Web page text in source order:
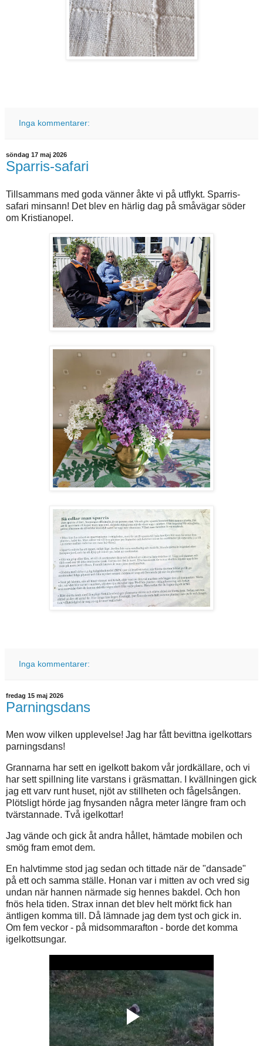
Inga kommentarer:
söndag 17 maj 2026
Sparris-safari
Tillsammans med goda vänner åkte vi på utflykt. Sparris-
safari minsann! Det blev en härlig dag på småvägar söder
om Kristianopel.
Inga kommentarer:
fredag 15 maj 2026
Parningsdans
Men wow vilken upplevelse! Jag har fått bevittna igelkottars
parningsdans!
Grannarna har sett en igelkott bakom vår jordkällare, och vi
har sett spillning lite varstans i gräsmattan. I kvällningen gick
jag ett varv runt huset, njöt av stillheten och fågelsången.
Plötsligt hörde jag fnysanden några meter längre fram och
tvärstannade. Två igelkottar!
Jag vände och gick åt andra hållet, hämtade mobilen och
smög fram emot dem.
En halvtimme stod jag sedan och tittade när de "dansade"
på ett och samma ställe. Honan var i mitten av och vred sig
undan när hannen närmade sig hennes bakdel. Och hon
fnös hela tiden. Strax innan det blev helt mörkt fick han
äntligen komma till. Då lämnade jag dem tyst och gick in.
Om fem veckor - på midsommarafton - borde det komma
igelkottsungar.